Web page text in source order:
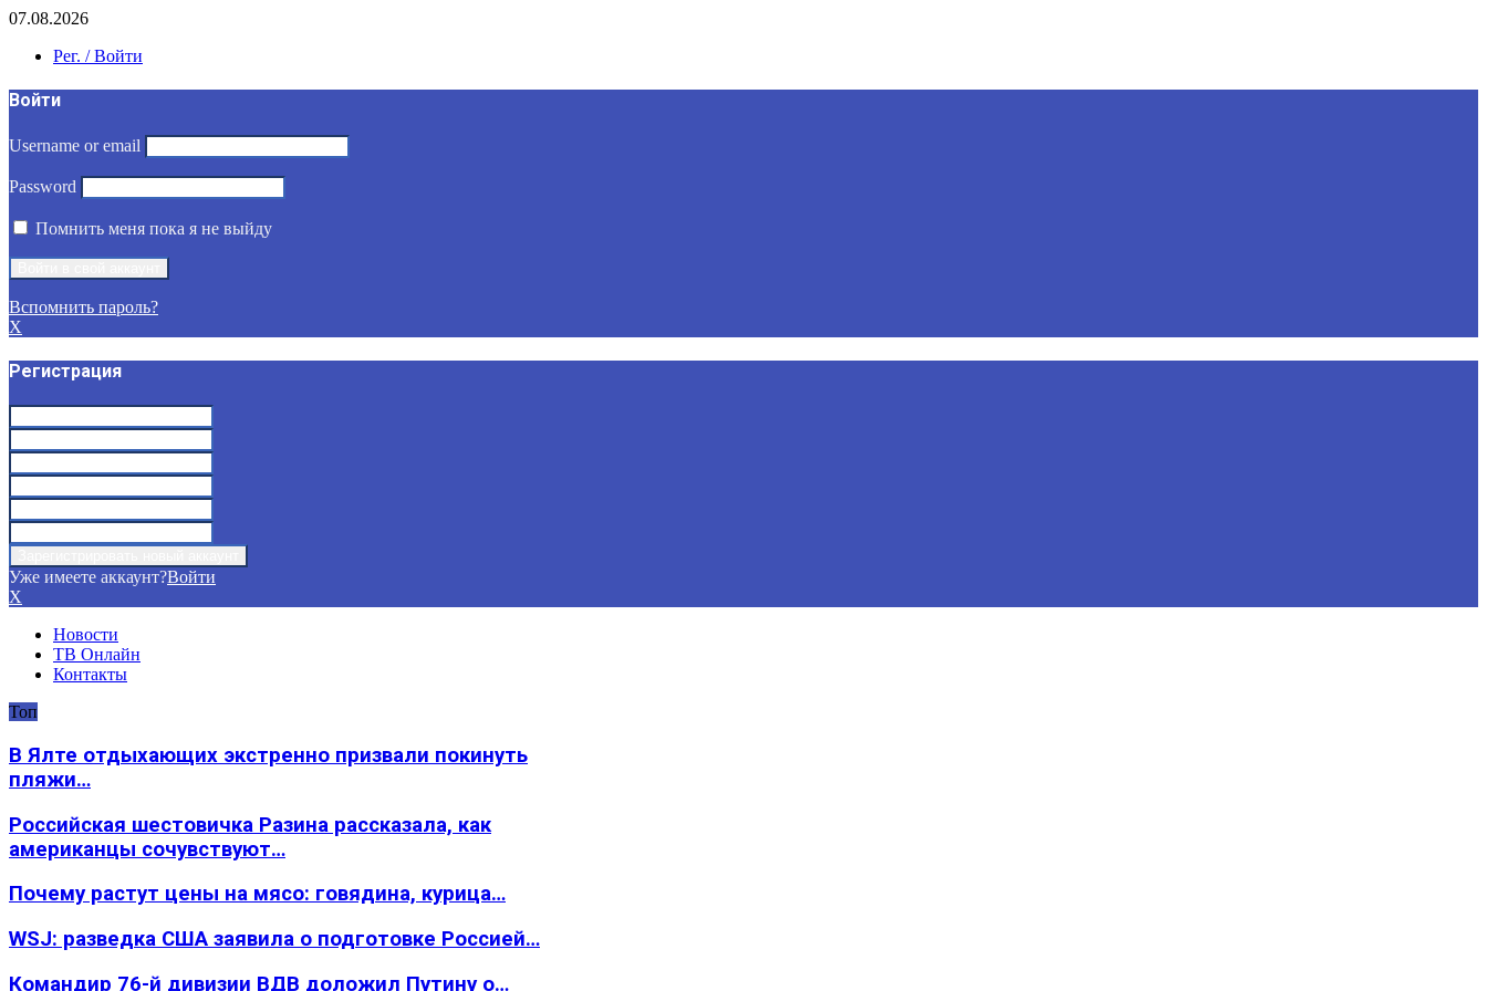
07.08.2026
Рег. / Войти
Войти
Username or email
Password
Помнить меня пока я не выйду
Вспомнить пароль?
X
Регистрация
Уже имеете аккаунт?Войти
X
Новости
ТВ Онлайн
Контакты
Топ
В Ялте отдыхающих экстренно призвали покинуть
пляжи…
Российская шестовичка Разина рассказала, как
американцы сочувствуют…
Почему растут цены на мясо: говядина, курица…
WSJ: разведка США заявила о подготовке Россией…
Командир 76-й дивизии ВДВ доложил Путину о…